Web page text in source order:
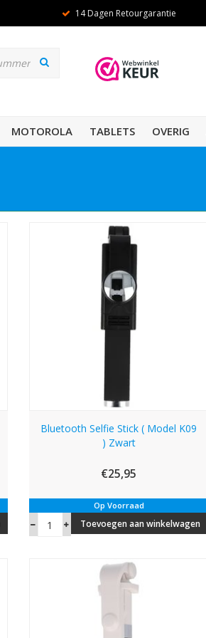
14 Dagen Retourgarantie
MOTOROLA TABLETS OVERIG
Bluetooth Selfie Stick ( Model K09
) Zwart
€25,95
Op Voorraad
Toevoegen aan winkelwagen